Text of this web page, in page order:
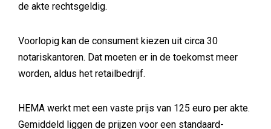
de akte rechtsgeldig.
Voorlopig kan de consument kiezen uit circa 30
notariskantoren. Dat moeten er in de toekomst meer
worden, aldus het retailbedrijf.
HEMA werkt met een vaste prijs van 125 euro per akte.
Gemiddeld liggen de prijzen voor een standaard-